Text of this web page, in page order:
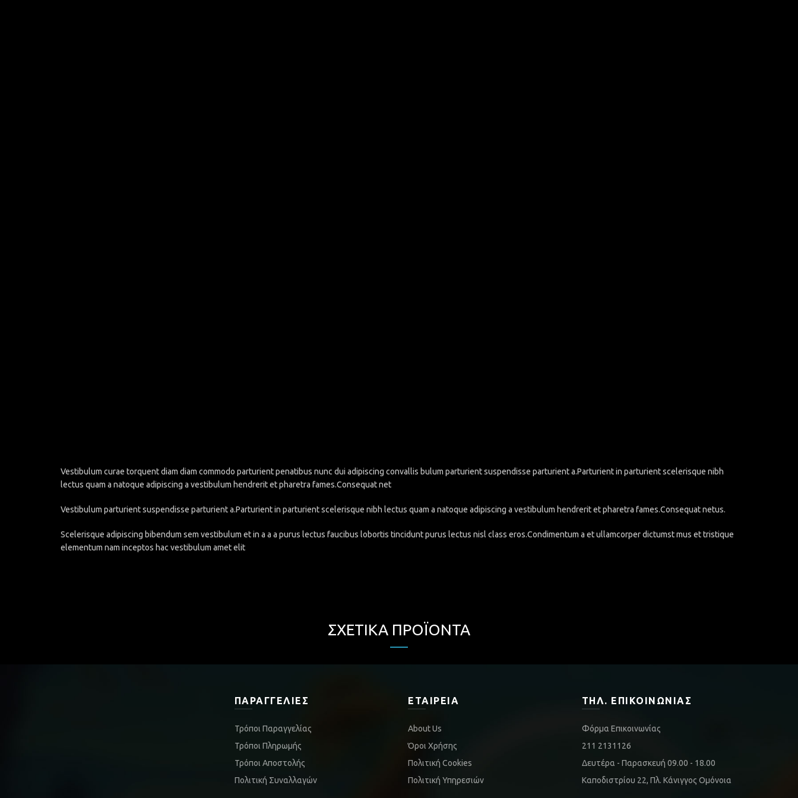
Vestibulum curae torquent diam diam commodo parturient penatibus nunc dui adipiscing convallis bulum parturient suspendisse parturient a.Parturient in parturient scelerisque nibh
lectus quam a natoque adipiscing a vestibulum hendrerit et pharetra fames.Consequat net
Vestibulum parturient suspendisse parturient a.Parturient in parturient scelerisque nibh lectus quam a natoque adipiscing a vestibulum hendrerit et pharetra fames.Consequat netus.
Scelerisque adipiscing bibendum sem vestibulum et in a a a purus lectus faucibus lobortis tincidunt purus lectus nisl class eros.Condimentum a et ullamcorper dictumst mus et tristique
elementum nam inceptos hac vestibulum amet elit
ΣΧΕΤΙΚΆ ΠΡΟΪΌΝΤΑ
ΠΑΡΑΓΓΕΛΊΕΣ
Τρόποι Παραγγελίας
Τρόποι Πληρωμής
Τρόποι Αποστολής
Πολιτική Συναλλαγών
ΕΤΑΙΡΕΊΑ
About Us
Όροι Χρήσης
Πολιτική Cookies
Πολιτική Υπηρεσιών
ΤΗΛ. ΕΠΙΚΟΙΝΩΝΊΑΣ
Φόρμα Επικοινωνίας
211 2131126
Δευτέρα - Παρασκευή 09.00 - 18.00
Καποδιστρίου 22, Πλ. Κάνιγγος Ομόνοια